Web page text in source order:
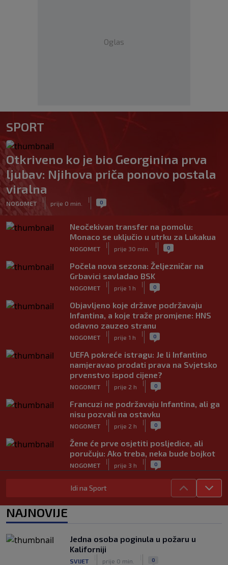
Oglas
SPORT
Otkriveno ko je bio Georginina prva
ljubav: Njihova priča ponovo postala
viralna
NOGOMET
|
prije 0 min.
| 0
Neočekivan transfer na pomolu:
Monaco se uključio u utrku za Lukakua
NOGOMET
|
prije 30 min.
| 0
Počela nova sezona: Željezničar na
Grbavici savladao BSK
NOGOMET
|
prije 1 h
| 0
Objavljeno koje države podržavaju
Infantina, a koje traže promjene: HNS
odavno zauzeo stranu
NOGOMET
|
prije 1 h
| 0
UEFA pokreće istragu: Je li Infantino
namjeravao prodati prava na Svjetsko
prvenstvo ispod cijene?
NOGOMET
|
prije 2 h
| 0
Francuzi ne podržavaju Infantina, ali ga
nisu pozvali na ostavku
NOGOMET
|
prije 2 h
| 0
Žene će prve osjetiti posljedice, ali
poručuju: Ako treba, neka bude bojkot
NOGOMET
|
prije 3 h
| 0
Zvanično: Samed Baždar ima novi klub,
zadužio broj sa velikom "težinom"
NOGOMET prije 5 h
se pitaju gdje je i šta radi (VIDEO)
OSTALI SPORTOVI prije 5 h
Idi na Sport
NAJNOVIJE
Jedna osoba poginula u požaru u
Kaliforniji
SVIJET prije 0 min. 0